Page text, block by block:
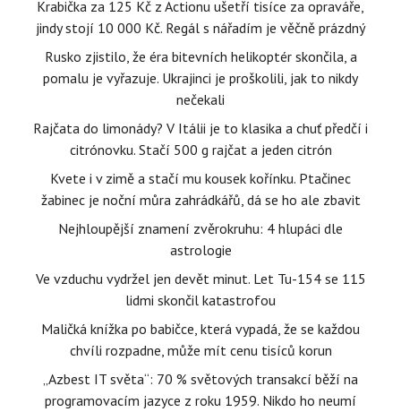
Krabička za 125 Kč z Actionu ušetří tisíce za opraváře,
jindy stojí 10 000 Kč. Regál s nářadím je věčně prázdný
Rusko zjistilo, že éra bitevních helikoptér skončila, a
pomalu je vyřazuje. Ukrajinci je proškolili, jak to nikdy
nečekali
Rajčata do limonády? V Itálii je to klasika a chuť předčí i
citrónovku. Stačí 500 g rajčat a jeden citrón
Kvete i v zimě a stačí mu kousek kořínku. Ptačinec
žabinec je noční můra zahrádkářů, dá se ho ale zbavit
Nejhloupější znamení zvěrokruhu: 4 hlupáci dle
astrologie
Ve vzduchu vydržel jen devět minut. Let Tu-154 se 115
lidmi skončil katastrofou
Maličká knížka po babičce, která vypadá, že se každou
chvíli rozpadne, může mít cenu tisíců korun
„Azbest IT světa“: 70 % světových transakcí běží na
programovacím jazyce z roku 1959. Nikdo ho neumí